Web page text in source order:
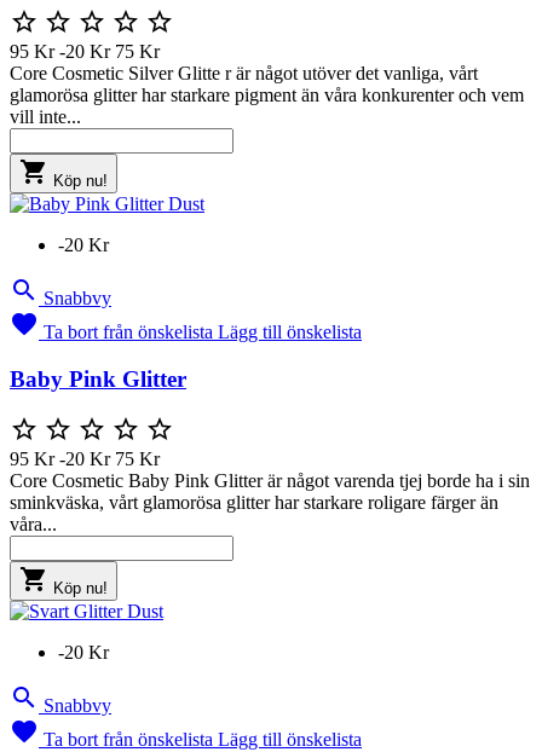
    
95 Kr -20 Kr 75 Kr
Core Cosmetic Silver Glitte r är något utöver det vanliga, vårt
glamorösa glitter har starkare pigment än våra konkurenter och vem
vill inte...
 Köp nu!
-20 Kr
 Snabbvy
 Ta bort från önskelista Lägg till önskelista
Baby Pink Glitter
    
95 Kr -20 Kr 75 Kr
Core Cosmetic Baby Pink Glitter är något varenda tjej borde ha i sin
sminkväska, vårt glamorösa glitter har starkare roligare färger än
våra...
 Köp nu!
-20 Kr
 Snabbvy
 Ta bort från önskelista Lägg till önskelista